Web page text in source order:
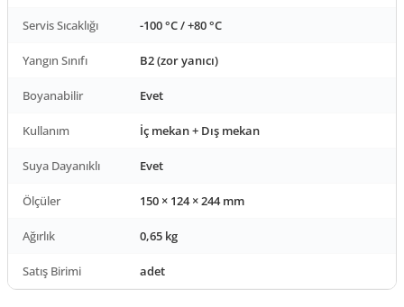
Servis Sıcaklığı -100 °C / +80 °C
Yangın Sınıfı B2 (zor yanıcı)
Boyanabilir Evet
Kullanım İç mekan + Dış mekan
Suya Dayanıklı Evet
Ölçüler 150 × 124 × 244 mm
Ağırlık 0,65 kg
Satış Birimi adet